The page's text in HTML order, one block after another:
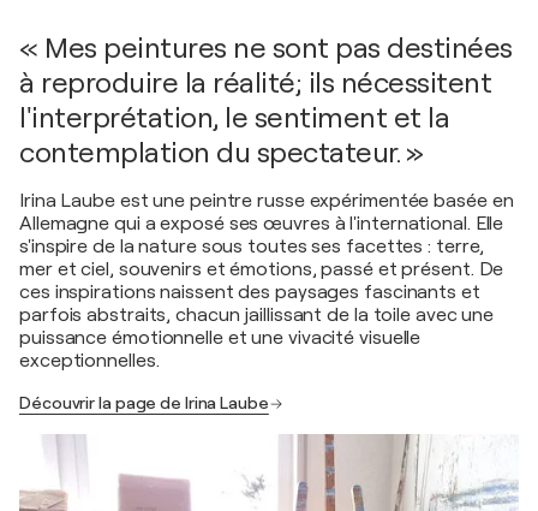
« Mes peintures ne sont pas destinées
à reproduire la réalité; ils nécessitent
l'interprétation, le sentiment et la
contemplation du spectateur. »
Irina Laube est une peintre russe expérimentée basée en
Allemagne qui a exposé ses œuvres à l'international. Elle
s'inspire de la nature sous toutes ses facettes : terre,
mer et ciel, souvenirs et émotions, passé et présent. De
ces inspirations naissent des paysages fascinants et
parfois abstraits, chacun jaillissant de la toile avec une
puissance émotionnelle et une vivacité visuelle
exceptionnelles.
Découvrir la page de Irina Laube